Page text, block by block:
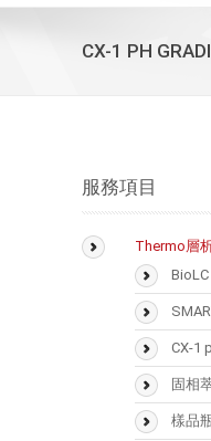
CX-1 PH
服務項目
Thermo層
CX-1
固相
樣品